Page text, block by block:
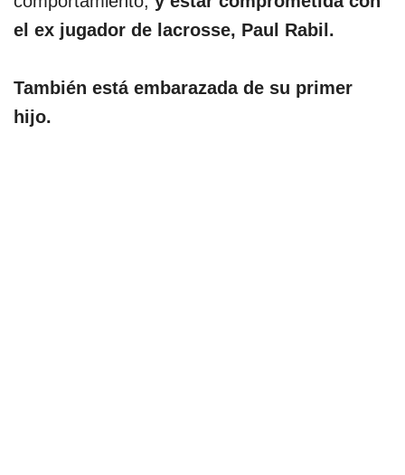
el ex jugador de lacrosse, Paul Rabil.
También está embarazada de su primer
hijo.